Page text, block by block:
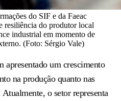
do SIF e da Faeac
resiliência do produtor local
industrial em momento de
(Foto: Sérgio Vale)
um crescimento
na produção quanto nas
o setor representa